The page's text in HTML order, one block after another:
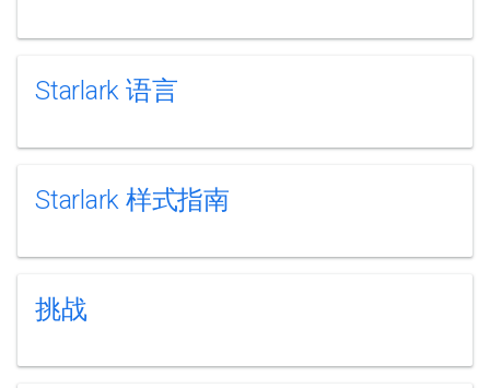
Starlark 语言
Starlark 样式指南
挑战